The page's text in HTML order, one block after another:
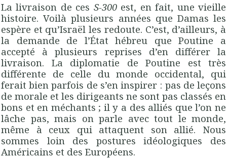
La livraison de ces S-300est, en fait, une vieille
histoire. Voilà plusieurs années que Damas les
espère et qu’Israël les redoute. C’est, d’ailleurs, à
la demande de l’État hébreu que Poutine a
accepté à plusieurs reprises d’en différer la
livraison. La diplomatie de Poutine est très
différente de celle du monde occidental, qui
ferait bien parfois de s’en inspirer : pas de leçons
de morale et les dirigeants ne sont pas classés en
bons et en méchants ; il y a des alliés que l’on ne
lâche pas, mais on parle avec tout le monde,
même à ceux qui attaquent son allié. Nous
sommes loin des postures idéologiques des
Américains et des Européens.